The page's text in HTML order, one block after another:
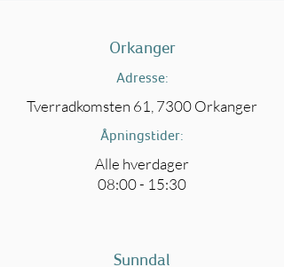
Orkanger
Adresse:
Tverradkomsten 61, 7300 Orkanger
Åpningstider:
Alle hverdager
08:00 - 15:30
Sunndal